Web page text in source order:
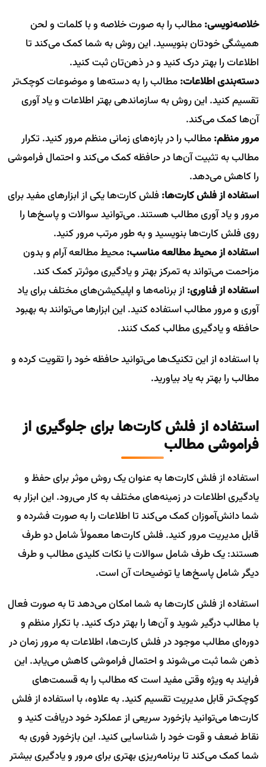
خلاصه‌نویسی:مطالب را به صورت خلاصه و با کلمات و لحن
همیشگی خودتان بنویسید. این روش به شما کمک می‌کند تا
اطلاعات را بهتر درک کنید و در ذهن‌تان ثبت کنید.
دسته‌بندی اطلاعات:مطالب را به دسته‌ها و موضوعات کوچک‌تر
تقسیم کنید. این روش به سازماندهی بهتر اطلاعات و یاد آوری
آن‌ها کمک می‌کند.
مرور منظم:مطالب را در بازه‌های زمانی منظم مرور کنید. تکرار
مطالب به تثبیت آن‌ها در حافظه کمک می‌کند و احتمال فراموشی
را کاهش می‌دهد.
استفاده از فلش کارت‌ها: فلش کارت‌ها یکی از ابزار‌های مفید برای
مرور و یاد آوری مطالب هستند. می‌توانید سوالات و پاسخ‌ها را
روی فلش کارت‌ها بنویسید و به طور مرتب مرور کنید.
استفاده از محیط مطالعه مناسب:محیط مطالعه آرام و بدون
مزاحمت می‌تواند به تمرکز بهتر و یادگیری موثرتر کمک کند.
استفاده از فناوری: از برنامه‌ها و اپلیکیشن‌های مختلف برای یاد
آوری و مرور مطالب استفاده کنید. این ابزار‌ها می‌توانند به بهبود
حافظه و یادگیری مطالب کمک کنند.
با استفاده از این تکنیک‌ها می‌توانید حافظه خود را تقویت کرده و
مطالب را بهتر به یاد بیاورید.
استفاده از فلش کارت‌ها برای جلوگیری از
فراموشی مطالب
استفاده از فلش کارت‌ها به عنوان یک روش موثر برای حفظ و
یادگیری اطلاعات در زمینه‌های مختلف به کار می‌رود. این ابزار به
شما دانش‌آموزان کمک می‌کند تا اطلاعات را به صورت فشرده و
قابل مدیریت مرور کنید. فلش کارت‌ها معمولاً شامل دو طرف
هستند: یک طرف شامل سوالات یا نکات کلیدی مطالب و طرف
دیگر شامل پاسخ‌ها یا توضیحات آن است.
استفاده از فلش کارت‌ها به شما امکان می‌دهد تا به صورت فعال
با مطالب درگیر شوید و آن‌ها را بهتر درک کنید. با تکرار منظم و
دوره‌ای مطالب موجود در فلش کارت‌ها، اطلاعات به مرور زمان در
ذهن شما ثبت می‌شوند و احتمال فراموشی کاهش می‌یابد. این
فرایند به ویژه وقتی مفید است که مطالب را به قسمت‌های
کوچک‌تر قابل مدیریت تقسیم کنید. به علاوه، با استفاده از فلش
کارت‌ها می‌توانید بازخورد سریعی از عملکرد خود دریافت کنید و
نقاط ضعف و قوت خود را شناسایی کنید. این بازخورد فوری به
شما کمک می‌کند تا برنامه‌ریزی بهتری برای مرور و یادگیری بیشتر